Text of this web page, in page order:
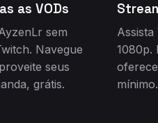
as VODs
sem
Navegue
seus
grátis.
Assista
1080p.
mínimo.